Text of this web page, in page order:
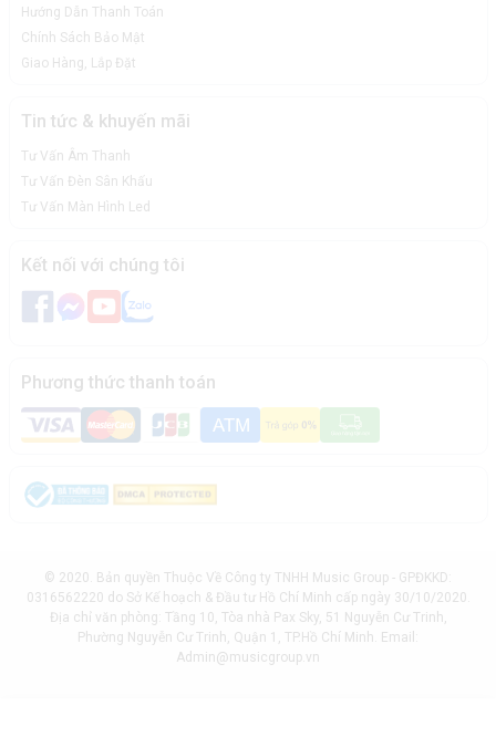
Hướng Dẫn Thanh Toán
Chính Sách Bảo Mật
Giao Hàng, Lắp Đặt
Tin tức & khuyến mãi
Tư Vấn Âm Thanh
Tư Vấn Đèn Sân Khấu
Tư Vấn Màn Hình Led
Kết nối với chúng tôi
Phương thức thanh toán
© 2020. Bản quyền Thuộc Về Công ty TNHH Music Group - GPĐKKD:
0316562220 do Sở Kế hoạch & Đầu tư Hồ Chí Minh cấp ngày 30/10/2020.
Địa chỉ văn phòng: Tầng 10, Tòa nhà Pax Sky, 51 Nguyễn Cư Trinh,
Phường Nguyễn Cư Trinh, Quận 1, TP.Hồ Chí Minh. Email:
Admin@musicgroup.vn